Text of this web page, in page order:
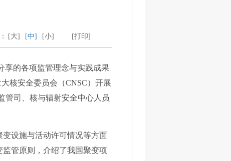
[打印]
[大] [中] [小]
享的各项监管理念与实践成果
核安全委员会（CNSC）开展
管司、核与辐射安全中心人员
设施与活动许可情况等方面
管原则，介绍了我国聚变项